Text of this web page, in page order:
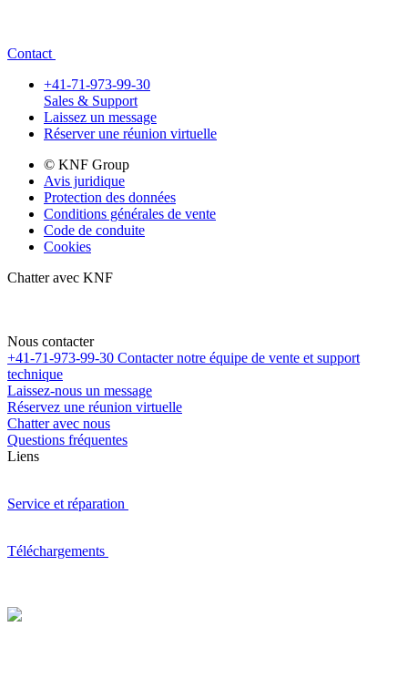
Contact
+41-71-973-99-30
Sales & Support
Laissez un message
Réserver une réunion virtuelle
© KNF Group
Avis juridique
Protection des données
Conditions générales de vente
Code de conduite
Cookies
Chatter avec KNF
Nous contacter
+41-71-973-99-30 Contacter notre équipe de vente et support
technique
Laissez-nous un message
Réservez une réunion virtuelle
Chatter avec nous
Questions fréquentes
Liens
Service et réparation
Téléchargements